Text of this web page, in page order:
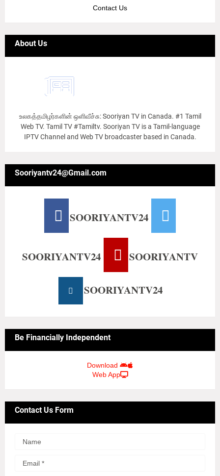
Contact Us
About Us
உலகத்தமிழர்களின் ஒளிவீச்சு: Sooriyan TV in Canada. #1 Tamil
Web TV. Tamil TV #Tamiltv. Sooriyan TV is a Tamil-language
IPTV Channel and Web TV broadcaster based in Canada.
Sooriyantv24@Gmail.com
SOORIYANTV24
SOORIYANTV24 SOORIYANTV
SOORIYANTV24
Be Financially Independent
Download
Web App
Contact Us Form